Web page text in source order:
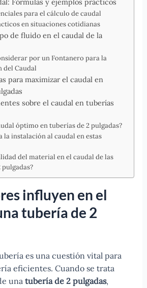
para el cálculo de caudal
en situaciones cotidianas
de fluido en el caudal de la
por un Fontanero para la
del Caudal
para maximizar el caudal en
sobre el caudal en tuberías
óptimo en tuberías de 2 pulgadas?
la instalación al caudal en estas
del material en el caudal de las
influyen en el
tubería de 2
es una cuestión vital para
eficientes. Cuando se trata
una tubería de 2 pulgadas,